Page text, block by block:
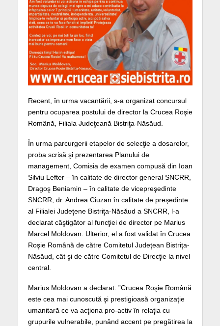
Recent, în urma vacantării, s-a organizat concursul
pentru ocuparea postului de director la Crucea Roşie
Română, Filiala Judeţeană Bistriţa-Năsăud.
În urma parcurgerii etapelor de selecţie a dosarelor,
proba scrisă şi prezentarea Planului de
management, Comisia de examen compusă din Ioan
Silviu Lefter – în calitate de director general SNCRR,
Dragoş Beniamin – în calitate de vicepreşedinte
SNCRR, dr. Andrea Ciuzan în calitate de preşedinte
al Filialei Judeţene Bistriţa-Năsăud a SNCRR, l-a
declarat câştigător al funcţiei de director pe Marius
Marcel Moldovan. Ulterior, el a fost validat în Crucea
Roşie Română de către Comitetul Judeţean Bistriţa-
Năsăud, cât şi de către Comitetul de Direcţie la nivel
central.
Marius Moldovan a declarat: ”Crucea Roşie Română
este cea mai cunoscută şi prestigioasă organizaţie
umanitară ce va acţiona pro-activ în relaţia cu
grupurile vulnerabile, punând accent pe pregătirea la